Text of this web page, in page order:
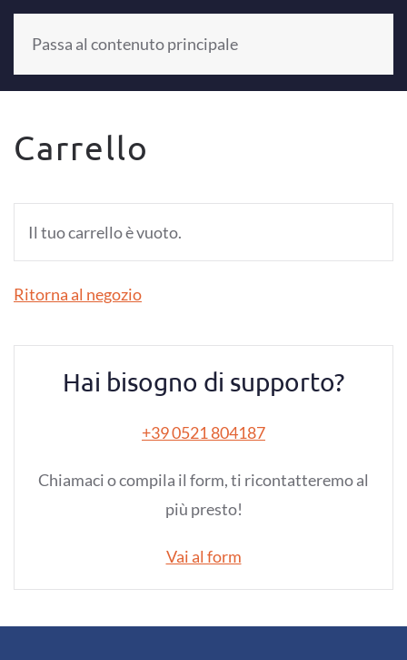
Passa al contenuto principale
Carrello
Il tuo carrello è vuoto.
Ritorna al negozio
Hai bisogno di supporto?
+39 0521 804187
Chiamaci o compila il form, ti ricontatteremo al
più presto!
Vai al form